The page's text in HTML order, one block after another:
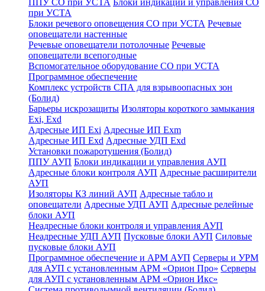
ППУ СО при УСТА Блоки индикации и управления СО
при УСТА
Блоки речевого оповещения СО при УСТА Речевые
оповещатели настенные
Речевые оповещатели потолочные Речевые
оповещатели всепогодные
Вспомогательное оборудование СО при УСТА
Программное обеспечение
Комплекс устройств СПА для взрывоопасных зон
(Болид)
Барьеры искрозащиты Изоляторы короткого замыкания
Exi, Exd
Адресные ИП Exi Адресные ИП Exm
Адресные ИП Exd Адресные УДП Exd
Установки пожаротушения (Болид)
ППУ АУП Блоки индикации и управления АУП
Адресные блоки контроля АУП Адресные расширители
АУП
Изоляторы КЗ линий АУП Адресные табло и
оповещатели Адресные УДП АУП Адресные релейные
блоки АУП
Неадресные блоки контроля и управления АУП
Неадресные УДП АУП Пусковые блоки АУП Силовые
пусковые блоки АУП
Программное обеспечение и АРМ АУП Серверы и УРМ
для АУП с установленным АРМ «Орион Про» Серверы
для АУП с установленным АРМ «Орион Икс»